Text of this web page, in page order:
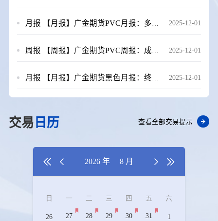
2025-12-01
月报 【月报】广金期货PVC月报：多重利空因素压制，11月PVC跌跌不休 20251201
2025-12-01
周报 【周报】广金期货PVC周报：成本端拖累，PVC期价再创新低 20251121
2025-12-01
月报 【月报】广金期货黑色月报：终端压力渐显，下行风险仍存 20251128
交易 日历 查看全部交易提示
  2026 年 8 月  
日 一 二 三 四 五 六
26 27 28 29 30 31 1